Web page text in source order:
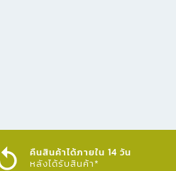
คืนสินค้าได้ภายใน 14 วัน
หลังได้รับสินค้า*